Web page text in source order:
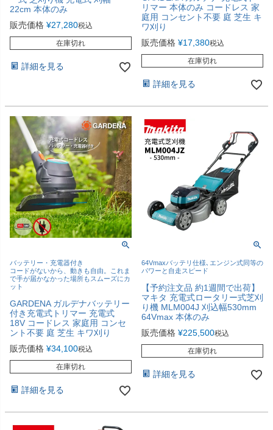
22cm 本体のみ
販売価格 ¥27,280税込
在庫切れ
詳細を見る
リマー 本体のみ コードレス 家
庭用 コンセント不要 庭 芝生 キ
ワ刈り
販売価格 ¥17,380税込
在庫切れ
詳細を見る
バッテリー・充電器付き
コードがないから、動きも自由。これま
で手が届かなかった場所もスムーズにカ
ット
GARDENA ガルデナバッテリー
付き充電式トリマー 充電式
18V コードレス 家庭用 コンセ
ント不要 庭 芝生 キワ刈り
販売価格 ¥34,100税込
在庫切れ
詳細を見る
64Vmaxバッテリ仕様､エンジン式同等の
パワーと自走スピード
【予約注文品 約1週間で出荷】
マキタ 充電式ロータリー式芝刈
り機 MLM004J 刈込幅530mm
64Vmax 本体のみ
販売価格 ¥225,500税込
在庫切れ
詳細を見る